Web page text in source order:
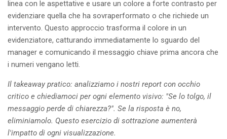
linea con le aspettative e usare un colore a forte contrasto per
evidenziare quella che ha sovraperformato o che richiede un
intervento. Questo approccio trasforma il colore in un
evidenziatore, catturando immediatamente lo sguardo del
manager e comunicando il messaggio chiave prima ancora che
i numeri vengano letti.
Il takeaway pratico: analizziamo i nostri report con occhio
critico e chiediamoci per ogni elemento visivo: "Se lo tolgo, il
messaggio perde di chiarezza?". Se la risposta è no,
eliminiamolo. Questo esercizio di sottrazione aumenterà
l'impatto di ogni visualizzazione.